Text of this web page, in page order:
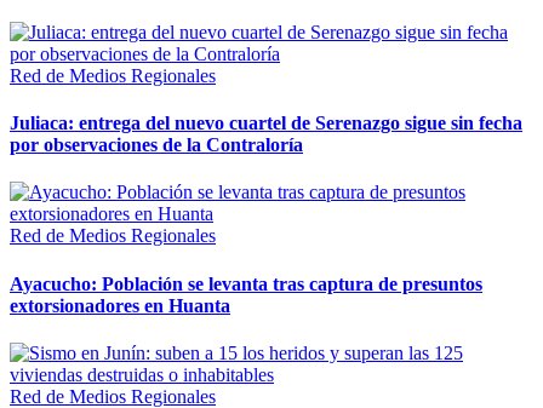
Red de Medios Regionales
Juliaca: entrega del nuevo cuartel de Serenazgo sigue sin fecha
por observaciones de la Contraloría
Red de Medios Regionales
Ayacucho: Población se levanta tras captura de presuntos
extorsionadores en Huanta
Red de Medios Regionales